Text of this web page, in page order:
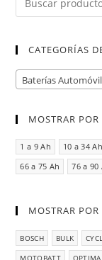
CATEGORÍAS
Baterías
MOSTRAR POR
1 a 9 Ah 10 a 34 Ah
66 a 75 Ah
76 a 90
MOSTRAR
BOSCH BULK
MOTOBATT
OPTIMA